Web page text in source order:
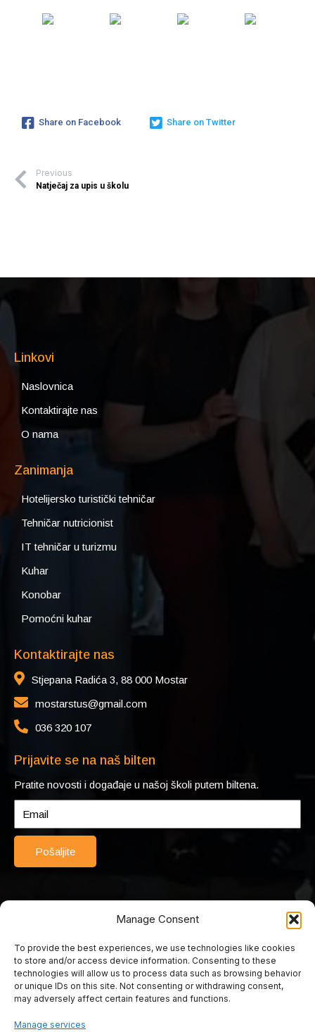
Manage Consent
To provide the best experiences, we use technologies like cookies
to store and/or access device information. Consenting to these
technologies will allow us to process data such as browsing behavior
or unique IDs on this site. Not consenting or withdrawing consent,
may adversely affect certain features and functions.
Manage services
Share on Facebook Share on Twitter
Previous
Natječaj za upis u školu
Linkovi
Naslovnica
Kontaktirajte nas
O nama
Zanimanja
Hotelijersko turistički tehničar
Tehničar nutricionist
IT tehničar u turizmu
Kuhar
Konobar
Pomoćni kuhar
Kontaktirajte nas
Stjepana Radića 3, 88 000 Mostar
mostarstus@gmail.com
036 320 107
Prijavite se na naš bilten
Pratite novosti i događaje u našoj školi putem biltena.
Pošaljite
© 2025 Srednja turističko-ugostiteljska škola Mostar. Sva prava
pridržana. Web by Rimac web studio.
Srednja turističko